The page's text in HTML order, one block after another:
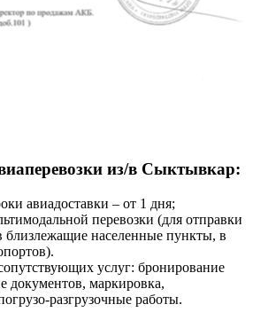
из/в Сыктывкар:
авиадоставки – от 1 дня;
перевозки (для отправки
близлежащие населенные пункты, в
услуг: бронирование
документов, маркировка,
разгрузочные работы.